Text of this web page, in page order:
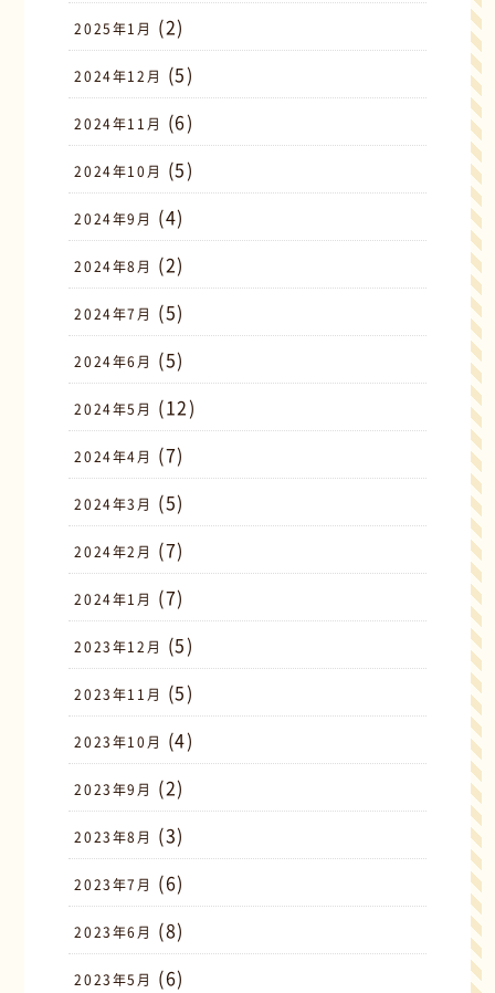
2025年1月 (2)
2024年12月 (5)
2024年11月 (6)
2024年10月 (5)
2024年9月 (4)
2024年8月 (2)
2024年7月 (5)
2024年6月 (5)
2024年5月 (12)
2024年4月 (7)
2024年3月 (5)
2024年2月 (7)
2024年1月 (7)
2023年12月 (5)
2023年11月 (5)
2023年10月 (4)
2023年9月 (2)
2023年8月 (3)
2023年7月 (6)
2023年6月 (8)
2023年5月 (6)